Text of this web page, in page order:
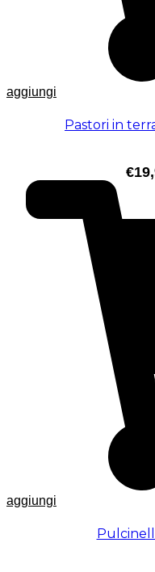
aggiungi
Pastori in
€
aggiungi